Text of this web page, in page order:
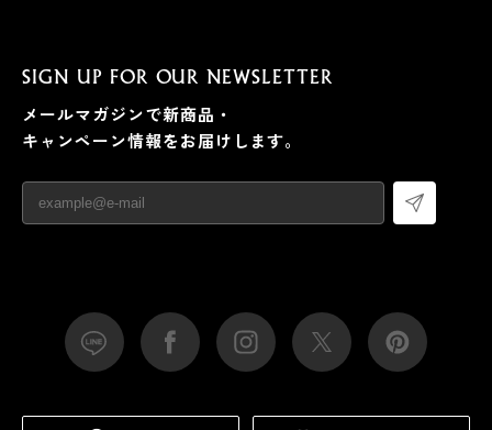
SIGN UP FOR OUR NEWSLETTER
メールマガジンで新商品・
キャンペーン情報をお届けします。